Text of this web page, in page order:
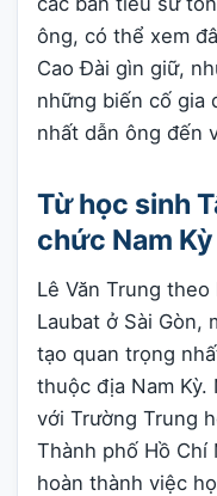
ông, có thể xem
Cao Đài gìn giữ,
những biến cố gia
nhất dẫn ông đến
Từ học sinh
chức Nam Kỳ
Lê Văn Trung
Laubat ở Sài Gòn,
tạo quan trọng
thuộc địa Nam Kỳ.
với Trường Trung
Thành phố Hồ Chí
hoàn thành việc